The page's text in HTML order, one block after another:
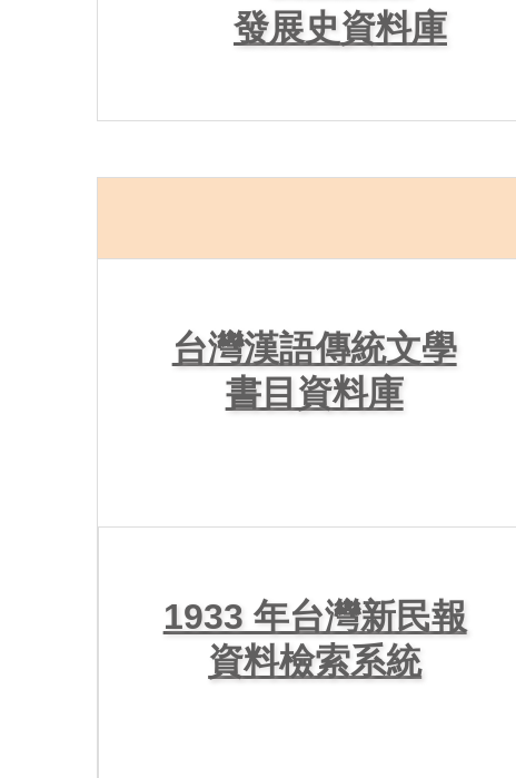
發展史資料庫
台灣漢語傳統文學
書目資料庫
1933 年台灣新民報
資料檢索系統